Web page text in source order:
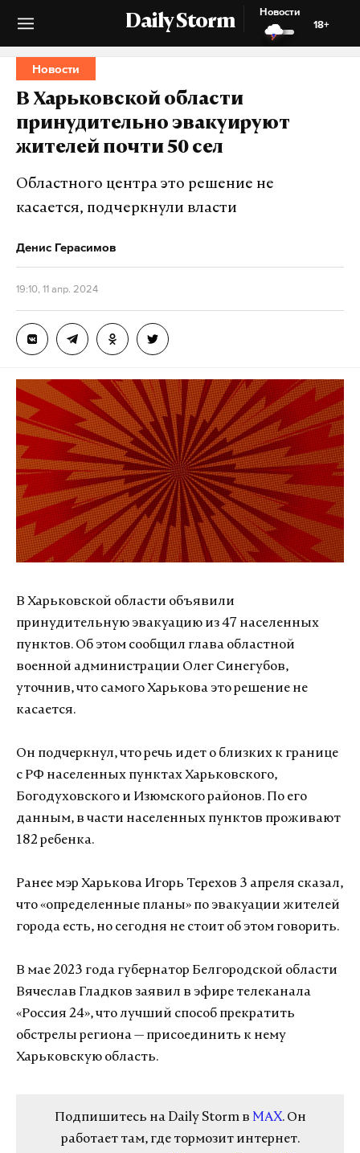
Daily Storm
Новости
18+
Новости
В Харьковской области
принудительно эвакуируют
жителей почти 50 сел
Областного центра это решение не
касается, подчеркнули власти
Денис Герасимов
19:10, 11 апр. 2024
В Харьковской области объявили
принудительную эвакуацию из 47 населенных
пунктов. Об этом сообщил глава областной
военной администрации Олег Синегубов,
уточнив, что самого Харькова это решение не
касается.
Он подчеркнул, что речь идет о близких к границе
с РФ населенных пунктах Харьковского,
Богодуховского и Изюмского районов. По его
данным, в части населенных пунктов проживают
182 ребенка.
Ранее мэр Харькова Игорь Терехов 3 апреля сказал,
что «определенные планы» по эвакуации жителей
города есть, но сегодня не стоит об этом говорить.
В мае 2023 года губернатор Белгородской области
Вячеслав Гладков заявил в эфире телеканала
«Россия 24», что лучший способ прекратить
обстрелы региона — присоединить к нему
Харьковскую область.
Подпишитесь на Daily Storm в MAX. Он
работает там, где тормозит интернет.